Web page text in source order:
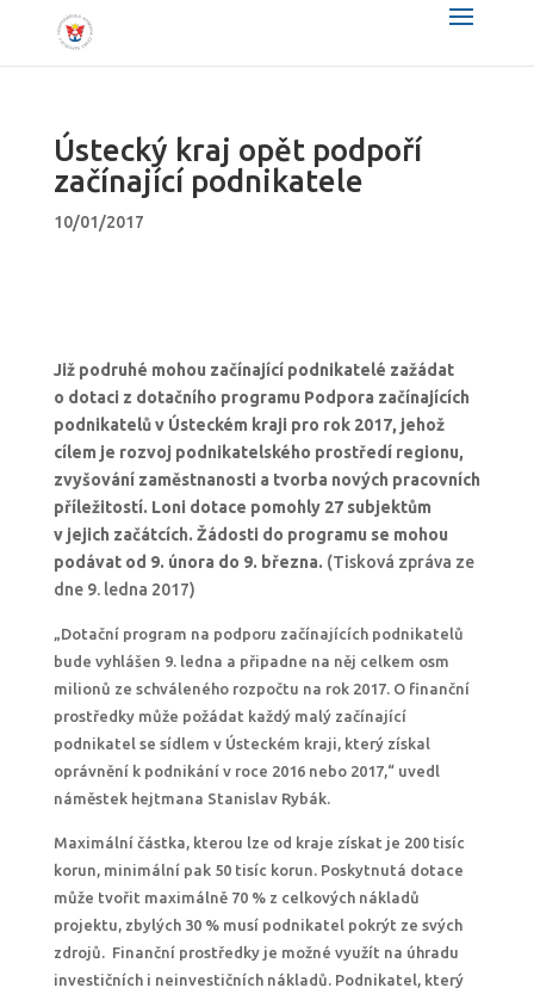
Ústecký kraj opět podpoří
začínající podnikatele
10/01/2017
Již podruhé mohou začínající podnikatelé zažádat
o dotaci z dotačního programu Podpora začínajících
podnikatelů v Ústeckém kraji pro rok 2017, jehož
cílem je rozvoj podnikatelského prostředí regionu,
zvyšování zaměstnanosti a tvorba nových pracovních
příležitostí. Loni dotace pomohly 27 subjektům
v jejich začátcích. Žádosti do programu se mohou
podávat od 9. února do 9. března. (Tisková zpráva ze
dne 9. ledna 2017)
„Dotační program na podporu začínajících podnikatelů
bude vyhlášen 9. ledna a připadne na něj celkem osm
milionů ze schváleného rozpočtu na rok 2017. O finanční
prostředky může požádat každý malý začínající
podnikatel se sídlem v Ústeckém kraji, který získal
oprávnění k podnikání v roce 2016 nebo 2017,“ uvedl
náměstek hejtmana Stanislav Rybák.
Maximální částka, kterou lze od kraje získat je 200 tisíc
korun, minimální pak 50 tisíc korun. Poskytnutá dotace
může tvořit maximálně 70 % z celkových nákladů
projektu, zbylých 30 % musí podnikatel pokrýt ze svých
zdrojů. Finanční prostředky je možné využít na úhradu
investičních i neinvestičních nákladů. Podnikatel, který